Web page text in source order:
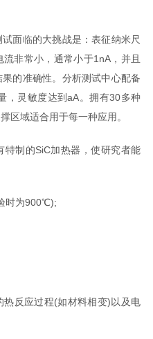
面临的大挑战是：表征纳米尺
非常小，通常小于1nA，并且
的准确性。分析测试中心配备
，灵敏度达到aA。拥有30多种
区域适合用于每一种应用。
制的SiC加热器，使研究者能
时为900℃);
反应过程(如材料相变)以及电